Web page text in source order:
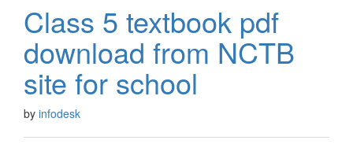
Class 5 textbook pdf
download from NCTB
site for school
by infodesk